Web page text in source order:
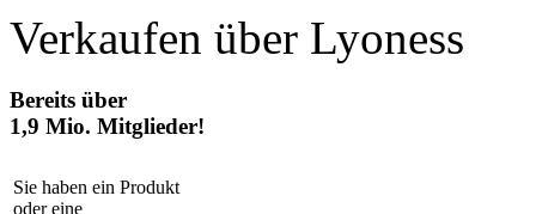
Verkaufen über Lyoness
Bereits über
1,9 Mio. Mitglieder!
Sie haben ein Produkt
oder eine